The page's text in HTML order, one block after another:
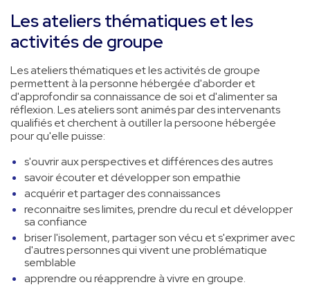
Les ateliers thématiques et les
activités de groupe
Les ateliers thématiques et les activités de groupe
permettent à la personne hébergée d'aborder et
d'approfondir sa connaissance de soi et d'alimenter sa
réflexion. Les ateliers sont animés par des intervenants
qualifiés et cherchent à outiller la persoone hébergée
pour qu'elle puisse:
s'ouvrir aux perspectives et différences des autres
savoir écouter et développer son empathie
acquérir et partager des connaissances
reconnaitre ses limites, prendre du recul et développer
sa confiance
briser l'isolement, partager son vécu ets'exprimer avec
d'autres personnes qui vivent une problématique
semblable
apprendre ou réapprendre à vivre en groupe.